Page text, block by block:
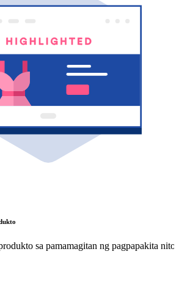
sa pamamagitan ng pagpapakita nito